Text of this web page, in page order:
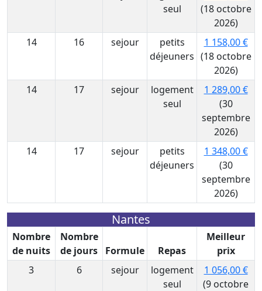
seul
(18 octobre
2026)
14
16 sejour
petits
déjeuners
1 158,00 €
(18 octobre
2026)
14
17 sejour
logement
seul
1 289,00 €
(30
septembre
2026)
14
17 sejour
petits
déjeuners
1 348,00 €
(30
septembre
2026)
Nantes
Nombre
de nuits
Nombre
de jours
Formule Repas
Meilleur
prix
3
6 sejour
logement
seul
1 056,00 €
(9 octobre